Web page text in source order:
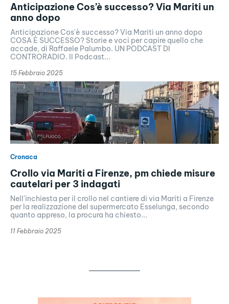
Anticipazione Cos’è successo? Via Mariti un
anno dopo
Anticipazione Cos'è successo? Via Mariti un anno dopo
COSA È SUCCESSO? Storie e voci per capire quello che
accade, di Raffaele Palumbo. UN PODCAST DI
CONTRORADIO. Il Podcast...
15 Febbraio 2025
Cronaca
Crollo via Mariti a Firenze, pm chiede misure
cautelari per 3 indagati
Nell'inchiesta per il crollo nel cantiere di via Mariti a Firenze
per la realizzazione del supermercato Esselunga, secondo
quanto appreso, la procura ha chiesto...
11 Febbraio 2025